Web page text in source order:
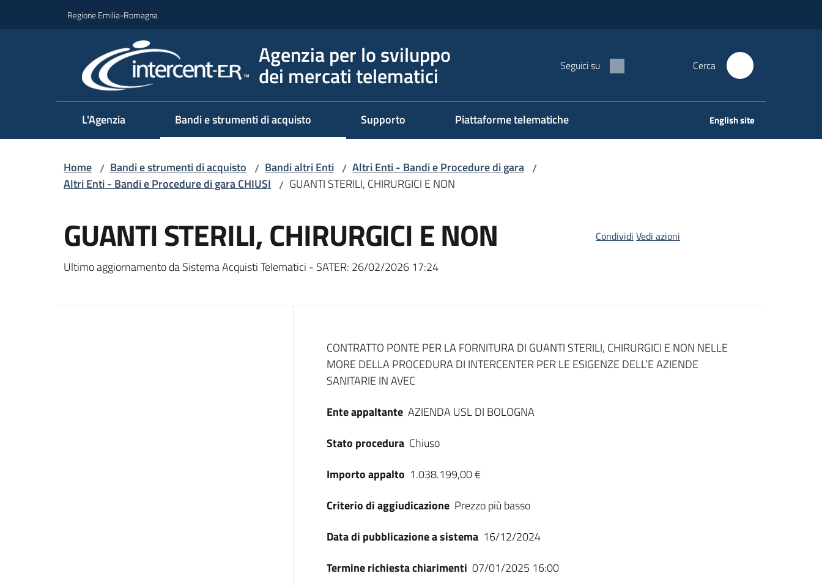
Regione Emilia-Romagna
Agenzia per lo sviluppo
dei mercati telematici Seguici su Cerca
L'Agenzia Bandi e strumenti di acquisto Supporto Piattaforme telematiche English site
Home / Bandi e strumenti di acquisto / Bandi altri Enti / Altri Enti - Bandi e Procedure di gara /
Altri Enti - Bandi e Procedure di gara CHIUSI / GUANTI STERILI, CHIRURGICI E NON
GUANTI STERILI, CHIRURGICI E NON
Ultimo aggiornamento da Sistema Acquisti Telematici - SATER: 26/02/2026 17:24
Condividi Vedi azioni
Dati del bando
CONTRATTO PONTE PER LA FORNITURA DI GUANTI STERILI, CHIRURGICI E NON NELLE
MORE DELLA PROCEDURA DI INTERCENTER PER LE ESIGENZE DELL’E AZIENDE
SANITARIE IN AVEC
Ente appaltante AZIENDA USL DI BOLOGNA
Stato procedura Chiuso
Importo appalto 1.038.199,00 €
Criterio di aggiudicazione Prezzo più basso
Data di pubblicazione a sistema 16/12/2024
Termine richiesta chiarimenti 07/01/2025 16:00